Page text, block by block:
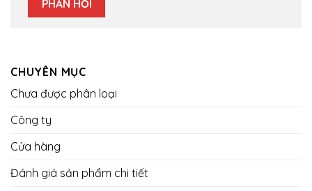
CHUYÊN MỤC
Chưa được phân loại
Công ty
Cửa hàng
Đánh giá sản phẩm chi tiết